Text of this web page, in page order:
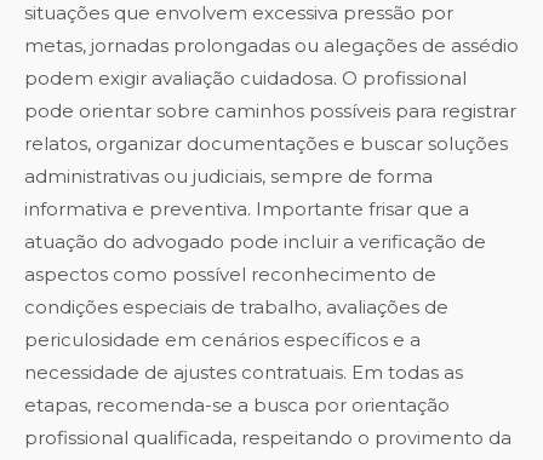
situações que envolvem excessiva pressão por
metas, jornadas prolongadas ou alegações de assédio
podem exigir avaliação cuidadosa. O profissional
pode orientar sobre caminhos possíveis para registrar
relatos, organizar documentações e buscar soluções
administrativas ou judiciais, sempre de forma
informativa e preventiva. Importante frisar que a
atuação do advogado pode incluir a verificação de
aspectos como possível reconhecimento de
condições especiais de trabalho, avaliações de
periculosidade em cenários específicos e a
necessidade de ajustes contratuais. Em todas as
etapas, recomenda-se a busca por orientação
profissional qualificada, respeitando o provimento da